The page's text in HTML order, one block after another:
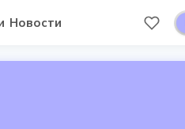
Новости